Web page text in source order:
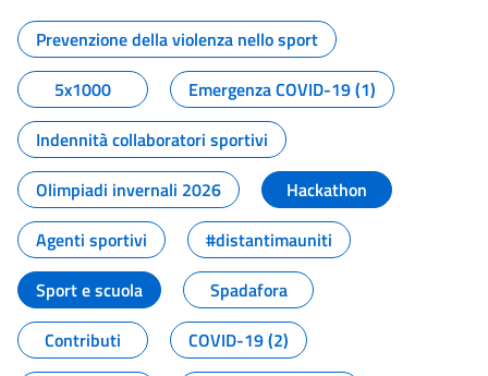
Tutti i contenuti della pagina
Prevenzione della violenza nello sport
5x1000
Emergenza COVID-19 (1)
Indennità collaboratori sportivi
Olimpiadi invernali 2026
Hackathon
Agenti sportivi
#distantimauniti
Sport e scuola
Spadafora
Contributi
COVID-19 (2)